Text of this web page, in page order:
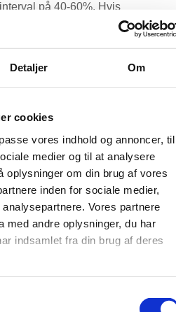
Detaljer Om
cookies
vores indhold og annoncer, til
medier og til at analysere
oplysninger om din brug af vores
inden for sociale medier,
Vores partnere
med andre oplysninger, du har
indsamlet fra din brug af deres
på 40-60%. Hvis
det være en god idé at
reducere fugtniveauet.
fugt til luften.
Hvis det er nødvendigt at tørre
i rum med
god ventilation
en effektiv udsugning.
et tørreloft eller en altan, hvis
en vigtig faktor i at opretholde
Ved at holde temperaturen i
Celsius kan du hjælpe
på et sundt niveau. Dette er
hvor opvarmning kan tørre